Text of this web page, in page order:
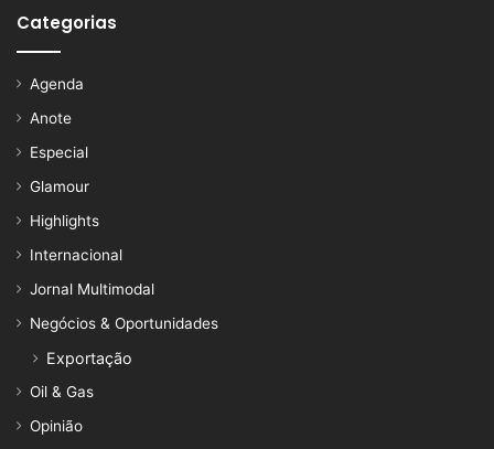
Categorias
Agenda
Anote
Especial
Glamour
Highlights
Internacional
Jornal Multimodal
Negócios & Oportunidades
Exportação
Oil & Gas
Opinião